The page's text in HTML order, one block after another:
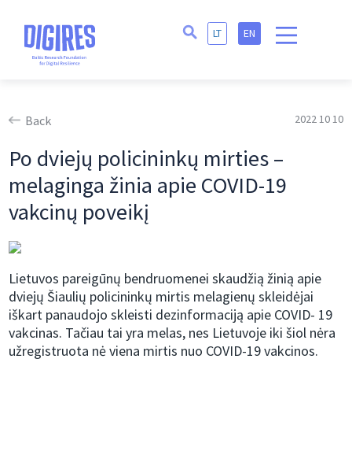
LT EN
Back 2022 10 10
Po dviejų policininkų mirties –
melaginga žinia apie COVID-19
vakcinų poveikį
Lietuvos pareigūnų bendruomenei skaudžią žinią apie
dviejų Šiaulių policininkų mirtis melagienų skleidėjai
iškart panaudojo skleisti dezinformaciją apie COVID- 19
vakcinas. Tačiau tai yra melas, nes Lietuvoje iki šiol nėra
užregistruota nė viena mirtis nuo COVID-19 vakcinos.